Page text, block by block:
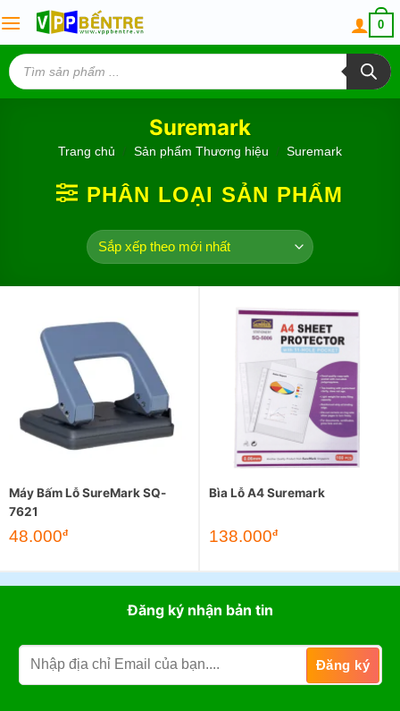
to
content
0
Tìm
kiếm
sản
phẩm
Suremark
Trang chủ Sản phẩm Thương hiệu Suremark
PHÂN LOẠI SẢN PHẨM
Máy Bấm Lỗ SureMark SQ-
7621
48.000đ
Bìa Lỗ A4 Suremark
138.000đ
Đăng ký nhận bản tin